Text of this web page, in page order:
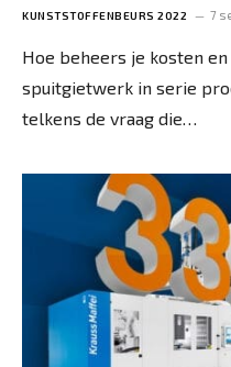
KUNSTSTOFFENBEURS 2022 7
Hoe beheers je kosten
spuitgietwerk in serie
telkens de vraag die…